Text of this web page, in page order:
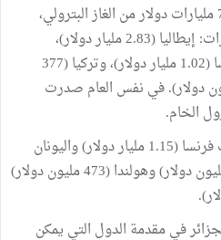
ففي عام 2020، صدرت الجزائر 7 مليارات دولار من الغاز البترولي،
حيث إن الوجهة الرئيسية للصادرات: إيطاليا (2.83 مليار دولار)،
وإسبانيا (1.8 مليار دولار)، وفرنسا (1.02 مليار دولار)، وتركيا (377
والمغرب (330 مليون دولار). في نفس العام صدرت
الوجهة الرئيسية للصادرات كانت فرنسا (1.15 مليار دولار) واليونان
(522 مليون دولار) والهند (502 مليون دولار) وهولندا (473 مليون دولار)
في مقدمة الدول التي يمكن